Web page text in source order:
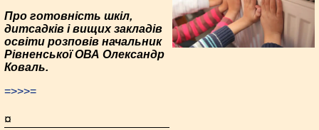
Про готовність шкіл,
дитсадків і вищих закладів
освіти розповів начальник
Рівненської ОВА Олександр
Коваль.
=>>>=
¤